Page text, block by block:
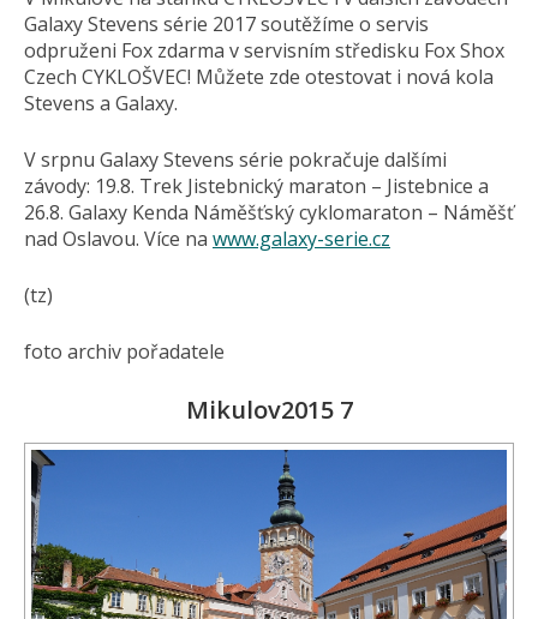
Galaxy Stevens série 2017 soutěžíme o servis
odpruženi Fox zdarma v servisním středisku Fox Shox
Czech CYKLOŠVEC! Můžete zde otestovat i nová kola
Stevens a Galaxy.
V srpnu Galaxy Stevens série pokračuje dalšími
závody: 19.8. Trek Jistebnický maraton – Jistebnice a
26.8. Galaxy Kenda Náměšťský cyklomaraton – Náměšť
nad Oslavou. Více na www.galaxy-serie.cz
(tz)
foto archiv pořadatele
Mikulov2015 7